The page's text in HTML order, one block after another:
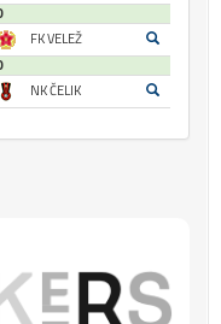
FK VELEŽ
NK ČELIK